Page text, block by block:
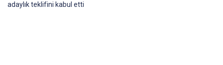
adaylık teklifini kabul etti